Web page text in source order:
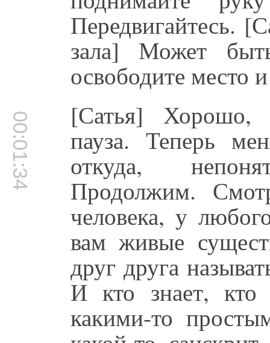
Передвигайтесь.
зала] Может
освободите место
00:01:34 [Сатья] Хорошо,
пауза. Теперь
откуда,
Продолжим.
человека, у
вам живые
друг друга
И кто знает, кто
какими-то